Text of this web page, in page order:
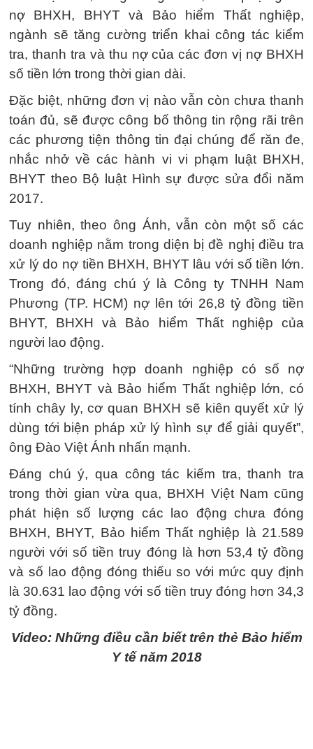
nợ BHXH, BHYT và Bảo hiểm Thất nghiệp,
ngành sẽ tăng cường triển khai công tác kiểm
tra, thanh tra và thu nợ của các đơn vị nợ BHXH
số tiền lớn trong thời gian dài.
Đặc biệt, những đơn vị nào vẫn còn chưa thanh
toán đủ, sẽ được công bố thông tin rộng rãi trên
các phương tiện thông tin đại chúng để răn đe,
nhắc nhở về các hành vi vi phạm luật BHXH,
BHYT theo Bộ luật Hình sự được sửa đổi năm
2017.
Tuy nhiên, theo ông Ánh, vẫn còn một số các
doanh nghiệp nằm trong diện bị đề nghị điều tra
xử lý do nợ tiền BHXH, BHYT lâu với số tiền lớn.
Trong đó, đáng chú ý là Công ty TNHH Nam
Phương (TP. HCM) nợ lên tới 26,8 tỷ đồng tiền
BHYT, BHXH và Bảo hiểm Thất nghiệp của
người lao động.
“Những trường hợp doanh nghiệp có số nợ
BHXH, BHYT và Bảo hiểm Thất nghiệp lớn, có
tính chây ly, cơ quan BHXH sẽ kiên quyết xử lý
dùng tới biện pháp xử lý hình sự để giải quyết”,
ông Đào Việt Ánh nhấn mạnh.
Đáng chú ý, qua công tác kiếm tra, thanh tra
trong thời gian vừa qua, BHXH Việt Nam cũng
phát hiện số lượng các lao động chưa đóng
BHXH, BHYT, Bảo hiểm Thất nghiệp là 21.589
người với số tiền truy đóng là hơn 53,4 tỷ đồng
và số lao động đóng thiếu so với mức quy định
là 30.631 lao động với số tiền truy đóng hơn 34,3
tỷ đồng.
Video: Những điều cần biết trên thẻ Bảo hiểm
Y tế năm 2018